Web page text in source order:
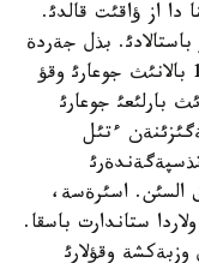
دا از ؤاقئت قالدئ.
بذل جةردة
ماسةلة جئل سايئن كةلةتئن 1000-1500 بالانئث جوعارئ وقؤ
بارلئعئ جوعارئ
ءتئل
السئن. اسئرةسة،
ستاندارت باسقا.
وقؤلارئ